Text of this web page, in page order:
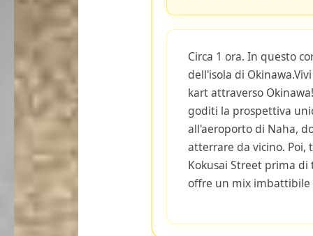
Circa 1 ora. In questo
dell'isola di
kart attraverso
goditi la prospettiva
all'aeroporto di Naha,
atterrare da vicino.
Kokusai Street prima
offre un mix